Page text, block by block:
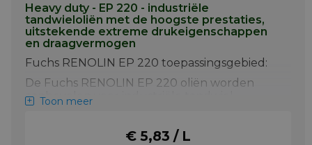
Heavy duty - EP 220 - industriële
tandwieloliën met de hoogste prestaties,
uitstekende extreme drukeigenschappen
en draagvermogen
Fuchs RENOLIN EP 220 toepassingsgebied:
De Fuchs RENOLIN EP 220 oliën worden
aanbevolen voor industriële tandwiel-,
schroef- en conische gesloten tandwielen
olietemperaturen tot 100ºC en pieken
Toon meer
€ 5,83 / L